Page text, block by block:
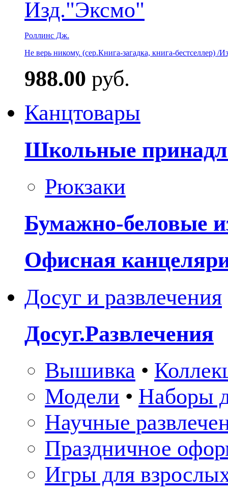
Роллинс Дж.
Не верь никому. (сер.Книга-загадка, книга-бестселлер) /
988.00 руб.
Канцтовары
Школьные
Рюкзаки
Бумажно-беловые
Офисная
Досуг и развлечения
Досуг.Развлечения
Вышивка •
Модели • Наборы
Научные
Праздничное
Игры для